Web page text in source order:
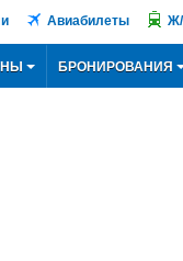
Авиабилеты Ж/
БРОНИРОВАНИЯ